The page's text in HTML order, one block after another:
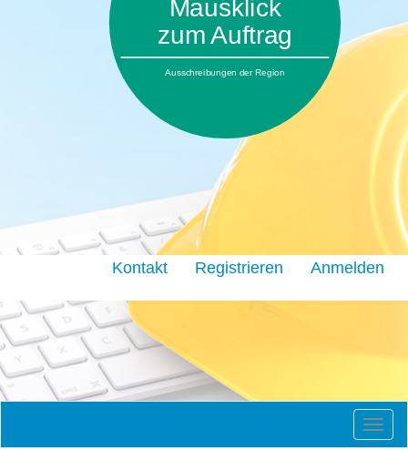
Mausklick
zum Auftrag
Ausschreibungen der Region
Kontakt Registrieren Anmelden